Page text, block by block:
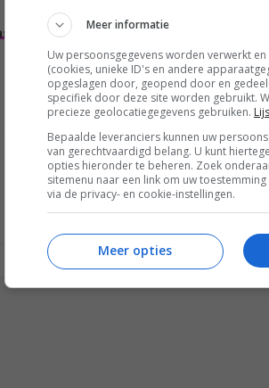
TX-P50VT20 3D TV
REACTIES (0)
Meer informatie
Uw persoonsgegevens worden verwerkt
(cookies, unieke ID's en andere
opgeslagen door, geopend door en
specifiek door deze site worden gebruikt.
precieze geolocatiegegevens gebruiken.
Bepaalde leveranciers kunnen uw
van gerechtvaardigd belang. U kunt
opties hieronder te beheren. Zoek
sitemenu naar een link om uw
via de privacy- en cookie-instellingen.
Meer opties